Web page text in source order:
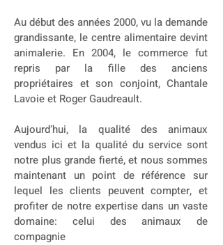
Au début des années 2000, vu la demande
grandissante, le centre alimentaire devint
animalerie. En 2004, le commerce fut
repris par la fille des anciens
propriétaires et son conjoint, Chantale
Lavoie et Roger Gaudreault.
Aujourd’hui, la qualité des animaux
vendus ici et la qualité du service sont
notre plus grande fierté, et nous sommes
maintenant un point de référence sur
lequel les clients peuvent compter, et
profiter de notre expertise dans un vaste
domaine: celui des animaux de
compagnie